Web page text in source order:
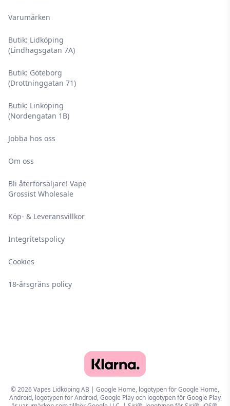
Varumärken
Butik: Lidköping
(Lindhagsgatan 7A)
Butik: Göteborg
(Drottninggatan 71)
Butik: Linköping
(Nordengatan 1B)
Jobba hos oss
Om oss
Bli återförsäljare! Vape
Grossist Wholesale
Köp- & Leveransvillkor
Integritetspolicy
Cookies
18-årsgräns policy
© 2026 Vapes Lidköping AB | Google Home, logotypen för Google Home,
Android, logotypen för Android, Google Play och logotypen för Google Play